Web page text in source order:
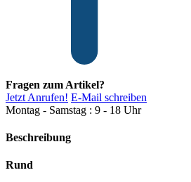
Fragen zum Artikel?
Jetzt Anrufen! E-Mail schreiben
Montag - Samstag : 9 - 18 Uhr
Beschreibung
Rund